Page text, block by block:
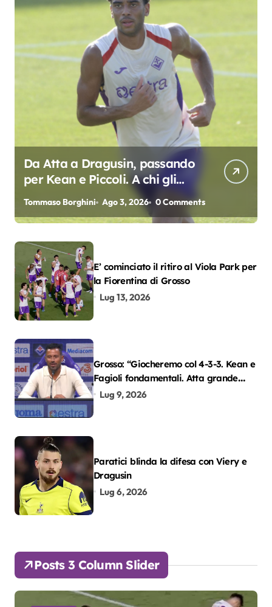
Da Atta a Dragusin, passando
per Kean e Piccoli. A chi gli
oscar del precampionato?
Tommaso Borghini Ago 3, 2026 0 Comments
E’ cominciato il ritiro al Viola Park per
la Fiorentina di Grosso
Lug 13, 2026
Grosso: “Giocheremo col 4-3-3. Kean e
Fagioli fondamentali. Atta grande
colpo”
Lug 9, 2026
Paratici blinda la difesa con Viery e
Dragusin
Lug 6, 2026
Posts 3 Column Slider